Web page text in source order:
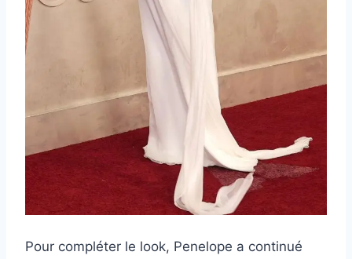
Pour compléter le look, Penelope a continué